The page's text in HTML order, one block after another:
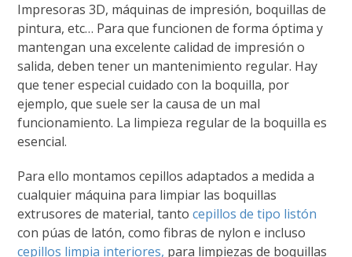
Impresoras 3D, máquinas de impresión, boquillas de
pintura, etc… Para que funcionen de forma óptima y
mantengan una excelente calidad de impresión o
salida, deben tener un mantenimiento regular. Hay
que tener especial cuidado con la boquilla, por
ejemplo, que suele ser la causa de un mal
funcionamiento. La limpieza regular de la boquilla es
esencial.
Para ello montamos cepillos adaptados a medida a
cualquier máquina para limpiar las boquillas
extrusores de material, tanto cepillos de tipo listón
con púas de latón, como fibras de nylon e incluso
cepillos limpia interiores, para limpiezas de boquillas